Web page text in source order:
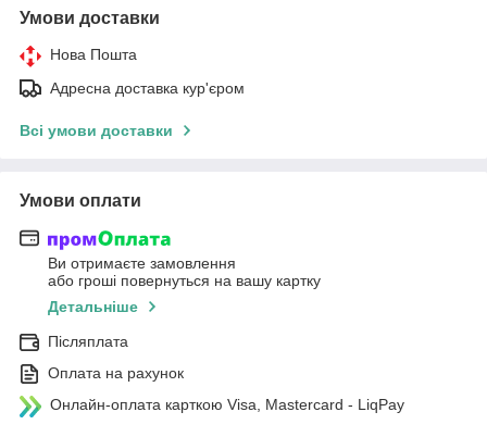
Умови доставки
Нова Пошта
Адресна доставка кур'єром
Всі умови доставки
Умови оплати
Ви отримаєте замовлення
або гроші повернуться на вашу картку
Детальніше
Післяплата
Оплата на рахунок
Онлайн-оплата карткою Visa, Mastercard - LiqPay